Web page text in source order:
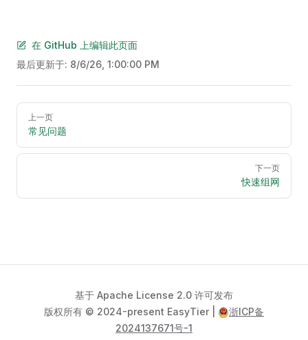
在 GitHub 上编辑此页面
最后更新于: 8/6/26, 1:00:00 PM
Pager
上一页
常见问题
下一页
快速组网
基于 Apache License 2.0 许可发布
版权所有 © 2024-present EasyTier |
浙ICP备
2024137671号-1